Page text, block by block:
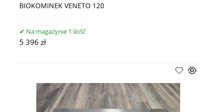
BIOKOMINEK VENETO 120
Na magazynie 1 ilošč
5 396 zł